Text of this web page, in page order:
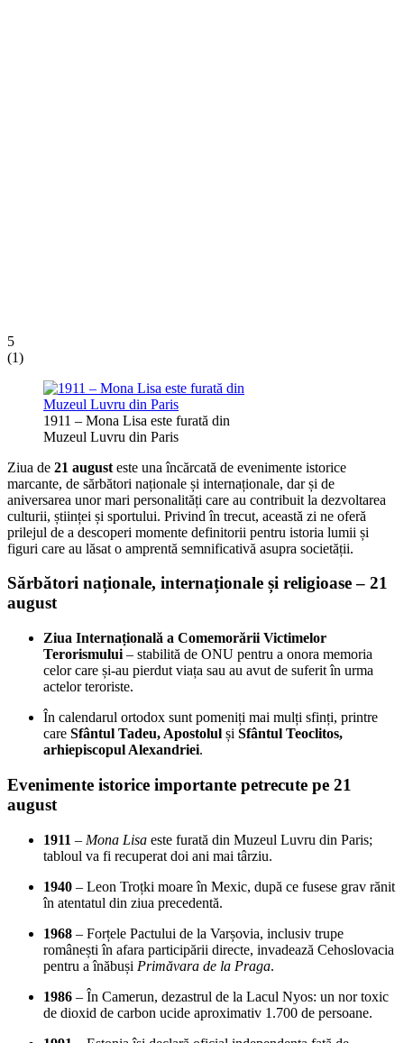
5
(1)
1911 – Mona Lisa este furată din
Muzeul Luvru din Paris
Ziua de 21 august este una încărcată de evenimente istorice
marcante, de sărbători naționale și internaționale, dar și de
aniversarea unor mari personalități care au contribuit la dezvoltarea
culturii, științei și sportului. Privind în trecut, această zi ne oferă
prilejul de a descoperi momente definitorii pentru istoria lumii și
figuri care au lăsat o amprentă semnificativă asupra societății.
Sărbători naționale, internaționale și religioase – 21
august
Ziua Internațională a Comemorării Victimelor
Terorismului – stabilită de ONU pentru a onora memoria
celor care și-au pierdut viața sau au avut de suferit în urma
actelor teroriste.
În calendarul ortodox sunt pomeniți mai mulți sfinți, printre
care Sfântul Tadeu, Apostolul și Sfântul Teoclitos,
arhiepiscopul Alexandriei.
Evenimente istorice importante petrecute pe 21
august
1911 – Mona Lisa este furată din Muzeul Luvru din Paris;
tabloul va fi recuperat doi ani mai târziu.
1940 – Leon Troțki moare în Mexic, după ce fusese grav rănit
în atentatul din ziua precedentă.
1968 – Forțele Pactului de la Varșovia, inclusiv trupe
românești în afara participării directe, invadează Cehoslovacia
pentru a înăbuși Primăvara de la Praga.
1986 – În Camerun, dezastrul de la Lacul Nyos: un nor toxic
de dioxid de carbon ucide aproximativ 1.700 de persoane.